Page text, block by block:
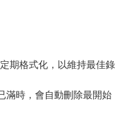
期格式化，以維持最佳錄
滿時，會自動刪除最開始